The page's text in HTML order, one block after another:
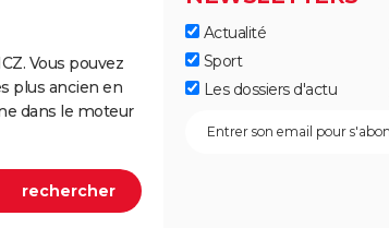
Vous pouvez
plus ancien en
dans le moteur
Actualité
Sport
Les dossiers d'actu